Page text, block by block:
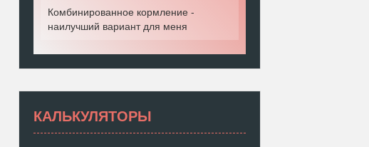
Комбинированное кормление -
наилучший вариант для меня
КАЛЬКУЛЯТОРЫ